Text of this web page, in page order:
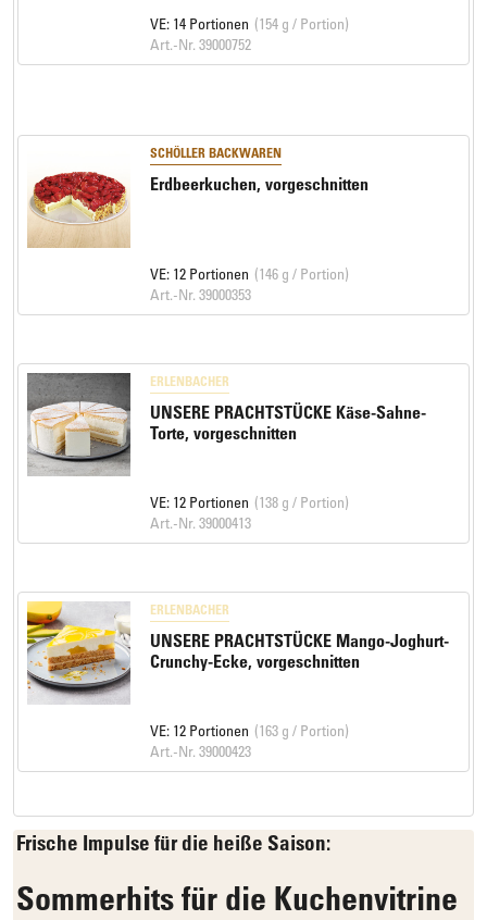
VE: 14 Portionen (154 g / Portion)
Art.-Nr. 39000752
SCHÖLLER BACKWAREN
Erdbeerkuchen, vorgeschnitten
VE: 12 Portionen (146 g / Portion)
Art.-Nr. 39000353
ERLENBACHER
UNSERE PRACHTSTÜCKE Käse-Sahne-
Torte, vorgeschnitten
VE: 12 Portionen (138 g / Portion)
Art.-Nr. 39000413
ERLENBACHER
UNSERE PRACHTSTÜCKE Mango-Joghurt-
Crunchy-Ecke, vorgeschnitten
VE: 12 Portionen (163 g / Portion)
Art.-Nr. 39000423
Frische Impulse für die heiße Saison:
Sommerhits für die Kuchenvitrine